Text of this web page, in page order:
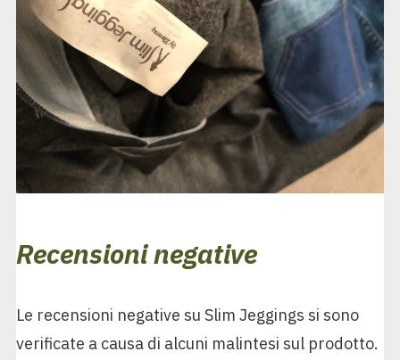
Recensioni negative
Le recensioni negative su Slim Jeggings si sono
verificate a causa di alcuni malintesi sul prodotto.